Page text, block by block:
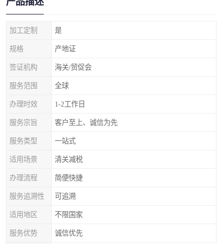
加工定制 是
规格 产地证
签证机构 海关/贸促会
服务范围 全球
办理时效 1-2工作日
服务宗旨 客户至上、诚信为先
服务类型 一站式
适用场景 清关减税
办理流程 简便快捷
服务追溯性 可追溯
适用地区 不限国家
服务优势 诚信优先